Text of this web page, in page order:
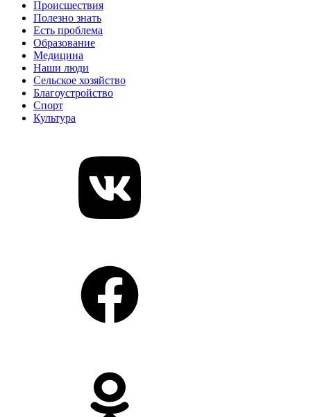
Происшествия
Полезно знать
Есть проблема
Образование
Медицина
Наши люди
Сельское хозяйство
Благоустройство
Спорт
Культура